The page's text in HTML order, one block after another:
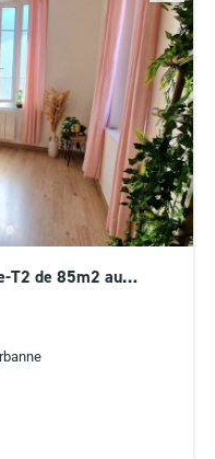
T2 de 85m2 au